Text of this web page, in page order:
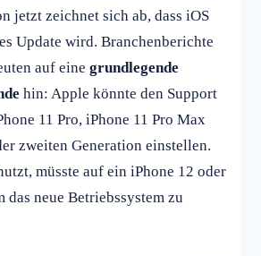
jetzt zeichnet sich ab, dass iOS
Update wird. Branchenberichte
auf eine grundlegende
hin: Apple könnte den Support
11 Pro, iPhone 11 Pro Max
zweiten Generation einstellen.
müsste auf ein iPhone 12 oder
das neue Betriebssystem zu